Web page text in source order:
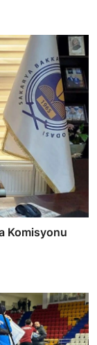
Komisyonu